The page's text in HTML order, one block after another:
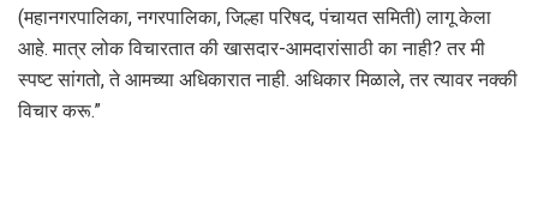
(महानगरपालिका, नगरपालिका, जिल्हा परिषद, पंचायत समिती) लागू केला
आहे. मात्र लोक विचारतात की खासदार-आमदारांसाठी का नाही? तर मी
स्पष्ट सांगतो, ते आमच्या अधिकारात नाही. अधिकार मिळाले, तर त्यावर नक्की
विचार करू.”